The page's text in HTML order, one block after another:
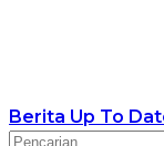
Berita Up To